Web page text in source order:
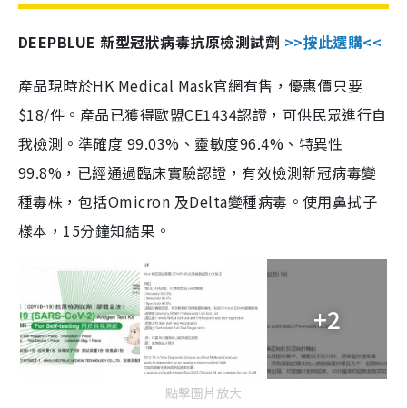
DEEPBLUE 新型冠狀病毒抗原檢測試劑 >>按此選購<<
產品現時於HK Medical Mask官網有售，優惠價只要
$18/件。產品已獲得歐盟CE1434認證，可供民眾進行自
我檢測。準確度 99.03%、靈敏度96.4%、特異性
99.8%，已經通過臨床實驗認證，有效檢測新冠病毒變
種毒株，包括Omicron 及Delta變種病毒。使用鼻拭子
樣本，15分鐘知結果。
+2
點擊圖片放大